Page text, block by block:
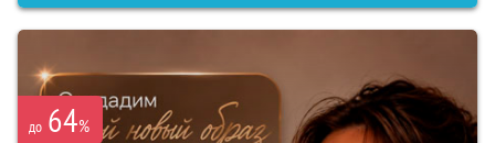
до 64%